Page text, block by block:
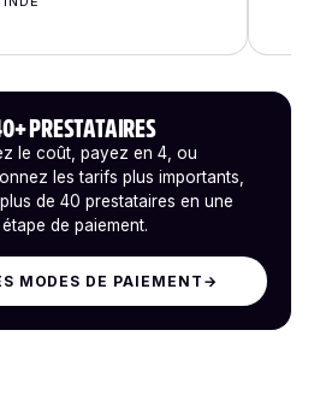
PRESTATAIRES
le coût, payez en 4, ou
les tarifs plus importants,
de 40 prestataires en une
de paiement.
MODES DE PAIEMENT →